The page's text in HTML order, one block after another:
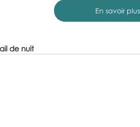
En savoir plus
de nuit